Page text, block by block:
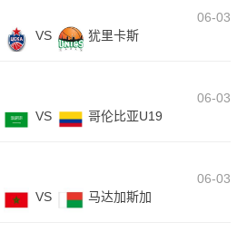
06-03
VS 犹里卡斯
06-03
VS 哥伦比亚U19
06-03
VS 马达加斯加